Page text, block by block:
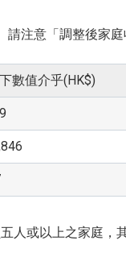
注意「調整後家庭
數值介乎(HK$)
人或以上之家庭，